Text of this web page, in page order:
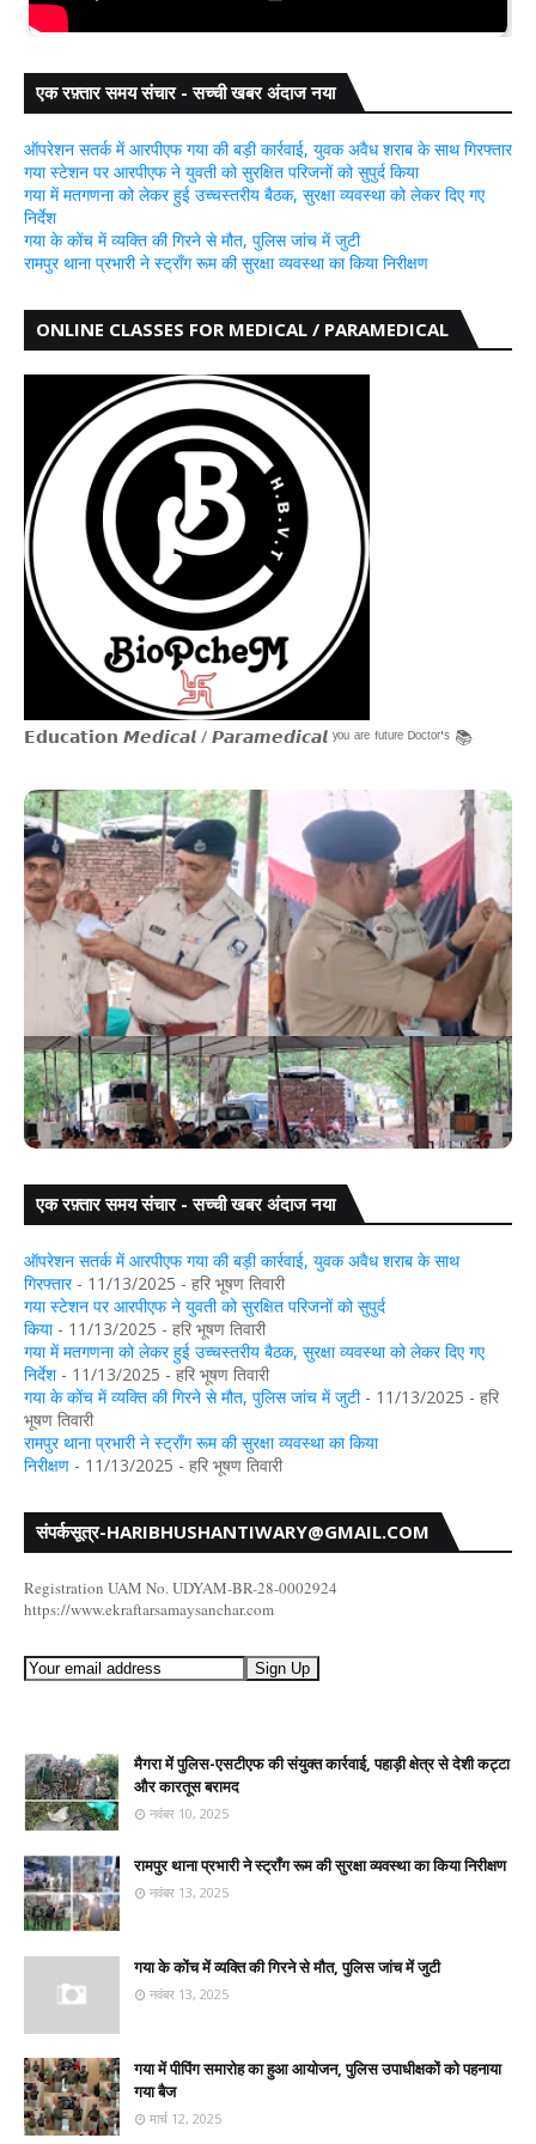
एक रफ़्तार समय संचार - सच्ची खबर अंदाज नया
ऑपरेशन सतर्क में आरपीएफ गया की बड़ी कार्रवाई, युवक अवैध शराब के साथ गिरफ्तार
गया स्टेशन पर आरपीएफ ने युवती को सुरक्षित परिजनों को सुपुर्द किया
गया में मतगणना को लेकर हुई उच्चस्तरीय बैठक, सुरक्षा व्यवस्था को लेकर दिए गए
निर्देश
गया के कोंच में व्यक्ति की गिरने से मौत, पुलिस जांच में जुटी
रामपुर थाना प्रभारी ने स्ट्रॉंग रूम की सुरक्षा व्यवस्था का किया निरीक्षण
ONLINE CLASSES FOR MEDICAL / PARAMEDICAL
𝗘𝗱𝘂𝗰𝗮𝘁𝗶𝗼𝗻 𝙈𝙚𝙙𝙞𝙘𝙖𝙡 / 𝙋𝙖𝙧𝙖𝙢𝙚𝙙𝙞𝙘𝙖𝙡 ʸᵒᵘ ᵃʳᵉ ᶠᵘᵗᵘʳᵉ ᴰᵒᶜᵗᵒʳ'ˢ 📚
समारोह आयोजित, नवप्रोन्नत पुलिस अधिकारियों को
पहनाया गया बैज
गया: डुमरिया
एक रफ़्तार समय संचार - सच्ची खबर अंदाज नया
ऑपरेशन सतर्क में आरपीएफ गया की बड़ी कार्रवाई, युवक अवैध शराब के साथ
गिरफ्तार- 11/13/2025 - हरि भूषण तिवारी
गया स्टेशन पर आरपीएफ ने युवती को सुरक्षित परिजनों को सुपुर्द
किया- 11/13/2025 - हरि भूषण तिवारी
गया में मतगणना को लेकर हुई उच्चस्तरीय बैठक, सुरक्षा व्यवस्था को लेकर दिए गए
निर्देश- 11/13/2025 - हरि भूषण तिवारी
गया के कोंच में व्यक्ति की गिरने से मौत, पुलिस जांच में जुटी- 11/13/2025 - हरि
भूषण तिवारी
रामपुर थाना प्रभारी ने स्ट्रॉंग रूम की सुरक्षा व्यवस्था का किया
निरीक्षण - 11/13/2025 - हरि भूषण तिवारी
संपर्कसूत्र-HARIBHUSHANTIWARY@GMAIL.COM
Registration UAM No. UDYAM-BR-28-0002924
https://www.ekraftarsamaysanchar.com
मैगरा में पुलिस-एसटीएफ की संयुक्त कार्रवाई, पहाड़ी क्षेत्र से देशी कट्टा
और कारतूस बरामद
नवंबर 10, 2025
रामपुर थाना प्रभारी ने स्ट्रॉंग रूम की सुरक्षा व्यवस्था का किया निरीक्षण
नवंबर 13, 2025
गया के कोंच में व्यक्ति की गिरने से मौत, पुलिस जांच में जुटी
नवंबर 13, 2025
गया में पीपिंग समारोह का हुआ आयोजन, पुलिस उपाधीक्षकों को पहनाया
गया बैज
मार्च 12, 2025